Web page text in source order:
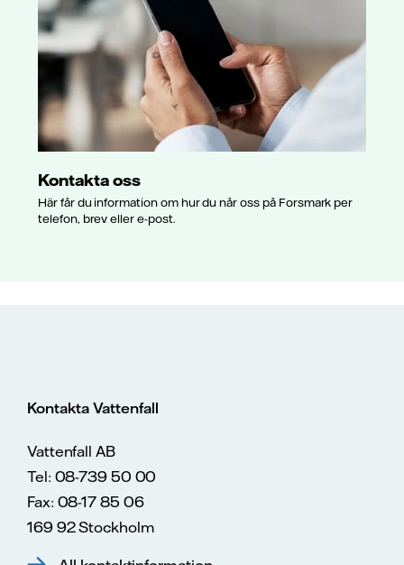
Kontakta oss
Här får du information om hur du når oss på Forsmark per
telefon, brev eller e-post.
Kontakta Vattenfall
Vattenfall AB
Tel: 08-739 50 00
Fax: 08-17 85 06
169 92 Stockholm